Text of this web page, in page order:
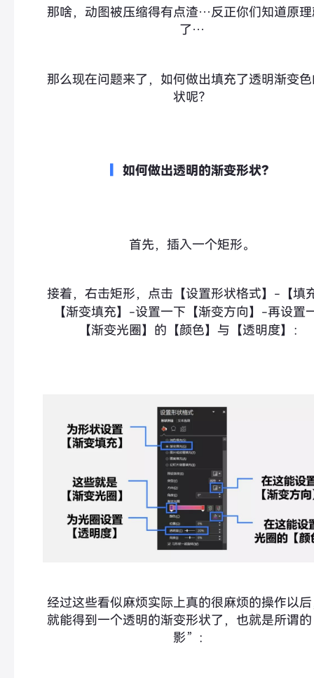
那啥，动图被压缩得有点渣…反正你们知道原
了…
那么现在问题来了，如何做出填充了透明渐变
状呢？
如何做出透明的渐变形状？
首先，插入一个矩形。
接着，右击矩形，点击【设置形状格式】-【填
【渐变填充】-设置一下【渐变方向】-再设置
【渐变光圈】的【颜色】与【透明度】：
经过这些看似麻烦实际上真的很麻烦的操作以
就能得到一个透明的渐变形状了，也就是所谓
影”：